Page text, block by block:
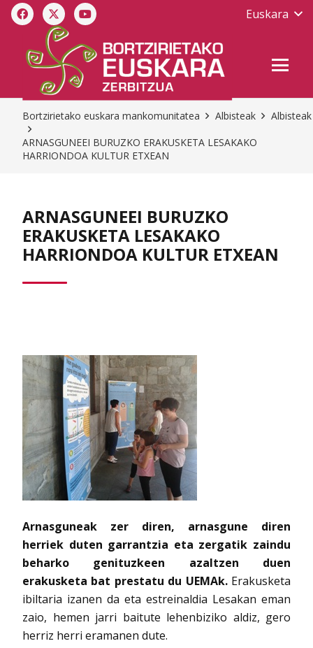
Euskara
Bortzirietako euskara mankomunitatea Albisteak
Albisteak
ARNASGUNEEI BURUZKO ERAKUSKETA LESAKAKO
HARRIONDOA KULTUR ETXEAN
ARNASGUNEEI BURUZKO
ERAKUSKETA LESAKAKO
HARRIONDOA KULTUR ETXEAN
Arnasguneak
zer diren, arnasgune diren
herriek duten garrantzia eta zergatik zaindu
beharko genituzkeen azaltzen duen
erakusketa bat prestatu du UEMAk.Erakusketa
ibiltaria izanen da eta estreinaldia Lesakan eman
zaio, hemen jarri baitute lehenbiziko aldiz, gero
herriz herri eramanen dute.